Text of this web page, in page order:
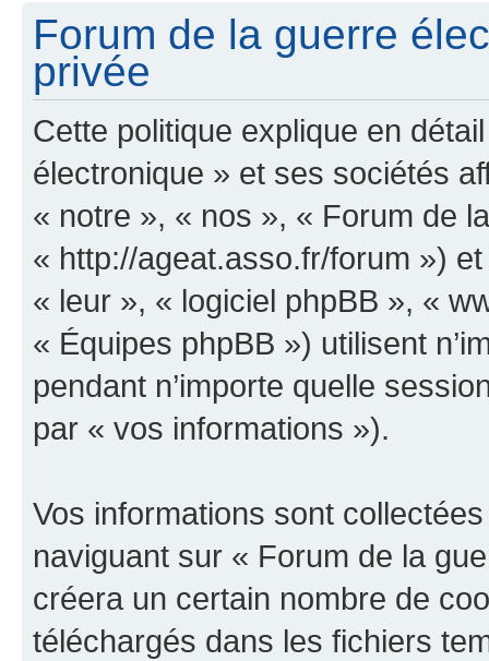
Forum de la guerre
privée
Cette politique explique en
électronique » et ses sociétés
« notre », « nos », « Forum de
« http://ageat.asso.fr/forum »)
« leur », « logiciel phpBB », «
« Équipes phpBB ») utilisent
pendant n’importe quelle
par « vos informations »).
Vos informations sont
naviguant sur « Forum de la
créera un certain nombre de
téléchargés dans les fichiers